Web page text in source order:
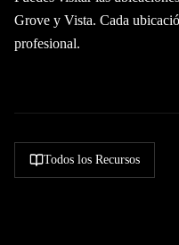
Grove y Vista. Cada
profesional.
Todos los Recursos